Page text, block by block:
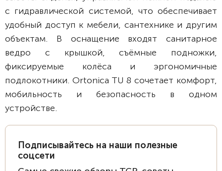
с гидравлической системой, что обеспечивает
удобный доступ к мебели, сантехнике и другим
объектам. В оснащение входят санитарное
ведро с крышкой, съёмные подножки,
фиксируемые колёса и эргономичные
подлокотники. Ortonica TU 8 сочетает комфорт,
мобильность и безопасность в одном
устройстве.
Подписывайтесь на наши полезные
соцсети